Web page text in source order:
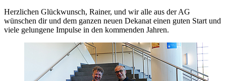
Herzlichen Glückwunsch, Rainer, und wir alle aus der AG
wünschen dir und dem ganzen neuen Dekanat einen guten Start und
viele gelungene Impulse in den kommenden Jahren.